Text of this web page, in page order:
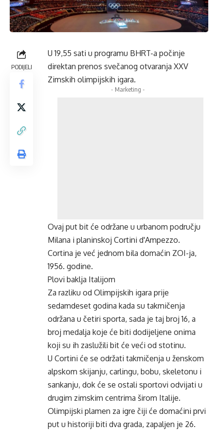
PODIJELI
U 19,55 sati u programu BHRT-a počinje
direktan prenos svečanog otvaranja XXV
Zimskih olimpijskih igara.
- Marketing -
Ovaj put bit će održane u urbanom području
Milana i planinskoj Cortini d'Ampezzo.
Cortina je već jednom bila domaćin ZOI-ja,
1956. godine.
Plovi baklja Italijom
Za razliku od Olimpijskih igara prije
sedamdeset godina kada su takmičenja
održana u četiri sporta, sada je taj broj 16, a
broj medalja koje će biti dodijeljene onima
koji su ih zaslužili bit će veći od stotinu.
U Cortini će se održati takmičenja u ženskom
alpskom skijanju, carlingu, bobu, skeletonu i
sankanju, dok će se ostali sportovi odvijati u
drugim zimskim centrima širom Italije.
Olimpijski plamen za igre čiji će domaćini prvi
put u historiji biti dva grada, zapaljen je 26.